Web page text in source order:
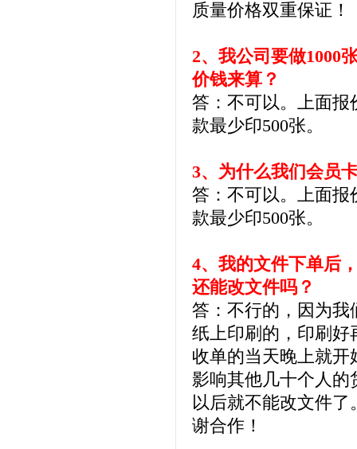
质量价格双重保证！
2、我公司要做1000
价钱来算？
答：不可以。上面报
款最少印500张。
3、为什么我们会员
答：不可以。上面报
款最少印500张。
4、我的文件下单后
还能改文件吗？
答：不行的，因为我
纸上印刷的，印刷好
收单的当天晚上就
影响其他几十个人的
以后就不能改文件
谢合作！